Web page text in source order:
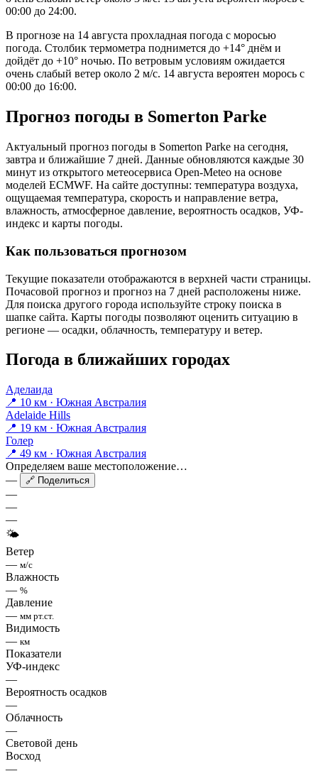
00:00 до 24:00.
В прогнозе на 14 августа прохладная погода с моросью
погода. Столбик термометра поднимется до +14° днём и
дойдёт до +10° ночью. По ветровым условиям ожидается
очень слабый ветер около 2 м/с. 14 августа вероятен морось с
00:00 до 16:00.
Прогноз погоды в Somerton Parkе
Актуальный прогноз погоды в Somerton Parkе на сегодня,
завтра и ближайшие 7 дней. Данные обновляются каждые 30
минут из открытого метеосервиса Open-Meteo на основе
моделей ECMWF. На сайте доступны: температура воздуха,
ощущаемая температура, скорость и направление ветра,
влажность, атмосферное давление, вероятность осадков, УФ-
индекс и карты погоды.
Как пользоваться прогнозом
Текущие показатели отображаются в верхней части страницы.
Почасовой прогноз и прогноз на 7 дней расположены ниже.
Для поиска другого города используйте строку поиска в
шапке сайта. Карты погоды позволяют оценить ситуацию в
регионе — осадки, облачность, температуру и ветер.
Погода в ближайших городах
Аделаида
📍 10 км · Южная Австралия
Adelaide Hills
📍 19 км · Южная Австралия
Голер
📍 49 км · Южная Австралия
Определяем ваше местоположение…
—
🔗 Поделиться
—
—
—
🌤
Ветер
— м/с
Влажность
— %
Давление
— мм рт.ст.
Видимость
— км
Показатели
УФ-индекс
—
Вероятность осадков
—
Облачность
—
Световой день
Восход
—